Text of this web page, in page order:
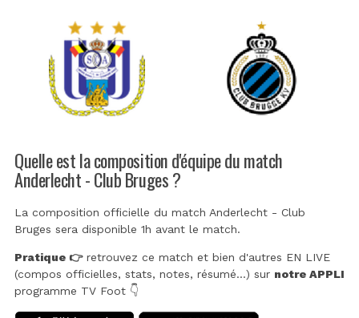
Quelle est la composition d'équipe du match
Anderlecht - Club Bruges ?
La composition officielle du match Anderlecht - Club
Bruges sera disponible 1h avant le match.
Pratique 👉retrouvez ce match et bien d'autres EN LIVE
(compos officielles, stats, notes, résumé...) sur notre APPLI
programme TV Foot 👇